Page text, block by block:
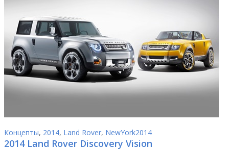
Концепты, 2014, Land Rover, NewYork2014
2014 Land Rover Discovery Vision